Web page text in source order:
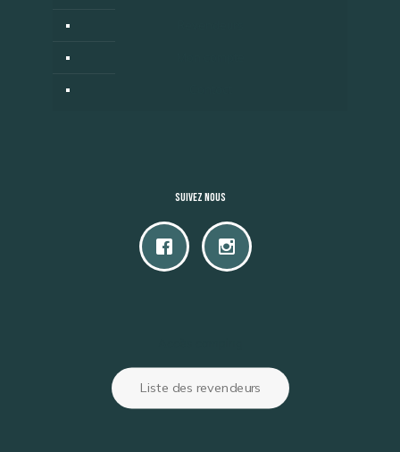
Suivez nous
Liste des revendeurs